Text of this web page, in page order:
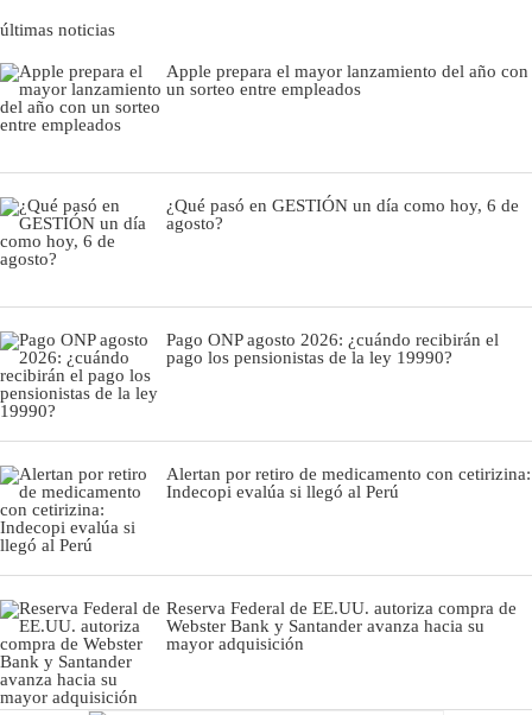
últimas noticias
Apple prepara el mayor lanzamiento del año con
un sorteo entre empleados
¿Qué pasó en GESTIÓN un día como hoy, 6 de
agosto?
Pago ONP agosto 2026: ¿cuándo recibirán el
pago los pensionistas de la ley 19990?
Alertan por retiro de medicamento con cetirizina:
Indecopi evalúa si llegó al Perú
Reserva Federal de EE.UU. autoriza compra de
Webster Bank y Santander avanza hacia su
mayor adquisición